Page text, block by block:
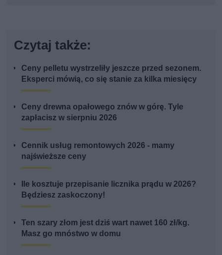
Czytaj także:
Ceny pelletu wystrzeliły jeszcze przed sezonem.
Eksperci mówią, co się stanie za kilka miesięcy
Ceny drewna opałowego znów w górę. Tyle
zapłacisz w sierpniu 2026
Cennik usług remontowych 2026 - mamy
najświeższe ceny
Ile kosztuje przepisanie licznika prądu w 2026?
Będziesz zaskoczony!
Ten szary złom jest dziś wart nawet 160 zł/kg.
Masz go mnóstwo w domu